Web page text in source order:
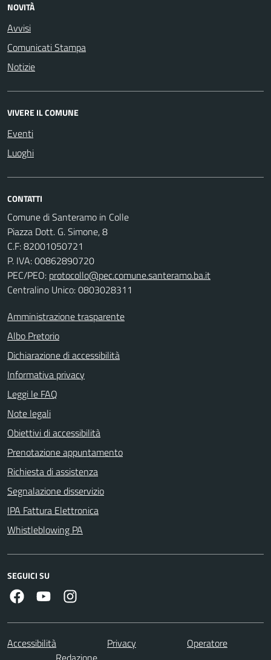
NOVITÀ
Avvisi
Comunicati Stampa
Notizie
VIVERE IL COMUNE
Eventi
Luoghi
CONTATTI
Comune di Santeramo in Colle
Piazza Dott. G. Simone, 8
C.F:82001050721
P. IVA:00862890720
PEC/PEO: protocollo@pec.comune.santeramo.ba.it
Centralino Unico: 0803028311
Amministrazione trasparente
Albo Pretorio
Dichiarazione di accessibilità
Informativa privacy
Leggi le FAQ
Note legali
Obiettivi di accessibilità
Prenotazione appuntamento
Richiesta di assistenza
Segnalazione disservizio
IPA Fattura Elettronica
Whistleblowing PA
SEGUICI SU
FacebookYoutube
Accessibilità Privacy
Operatore